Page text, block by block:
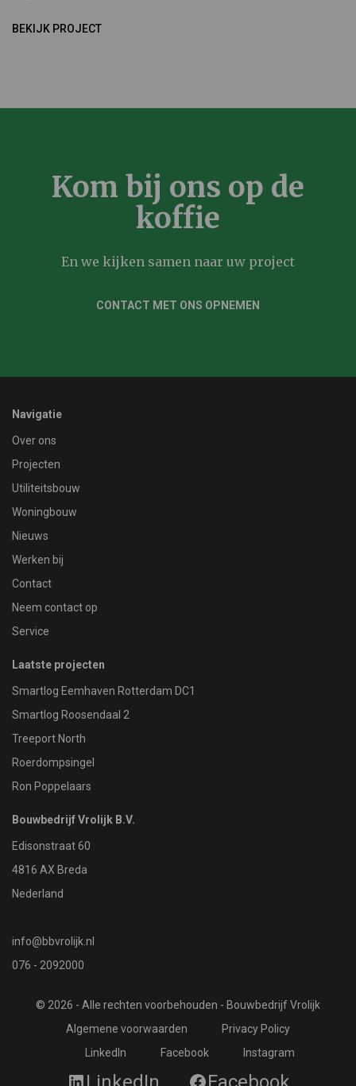
BEKIJK PROJECT
Kom bij ons op de
koffie
En we kijken samen naar uw project
CONTACT MET ONS OPNEMEN
Navigatie
Over ons
Projecten
Utiliteitsbouw
Woningbouw
Nieuws
Werken bij
Contact
Neem contact op
Service
Laatste projecten
Smartlog Eemhaven Rotterdam DC1
Smartlog Roosendaal 2
Treeport North
Roerdompsingel
Ron Poppelaars
Bouwbedrijf Vrolijk B.V.
Edisonstraat 60
4816 AX Breda
Nederland
info@bbvrolijk.nl
076 - 2092000
© 2026 - Alle rechten voorbehouden - Bouwbedrijf Vrolijk
Algemene voorwaarden
Privacy Policy
LinkedIn
Facebook Instagram